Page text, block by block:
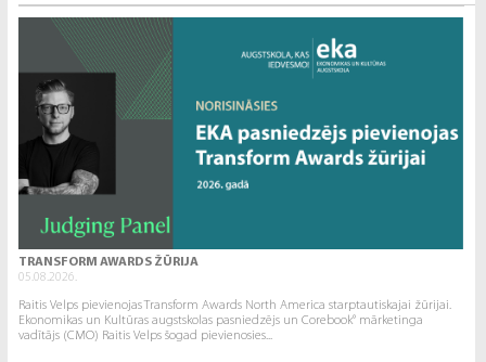
TRANSFORM AWARDS ŽŪRIJA
05.08.2026.
Raitis Velps pievienojas Transform Awards North America starptautiskajai žūrijai.
Ekonomikas un Kultūras augstskolas pasniedzējs un Corebook° mārketinga
vadītājs (CMO) Raitis Velps šogad pievienosies...